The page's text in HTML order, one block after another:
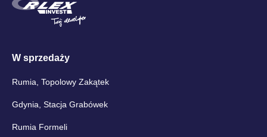
W sprzedaży
Rumia, Topolowy Zakątek
Gdynia, Stacja Grabówek
Rumia Formeli